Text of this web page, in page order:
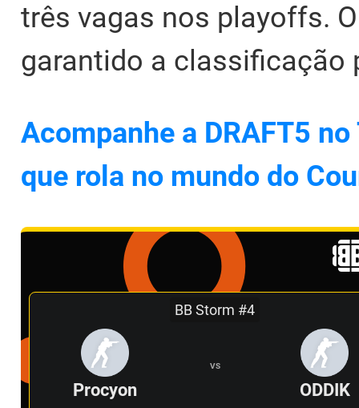
três vagas nos playoffs.
garantido a classificação
Acompanhe a DRAFT5
que rola no mundo do
BB Storm #4
Procyon
VS
ODDIK